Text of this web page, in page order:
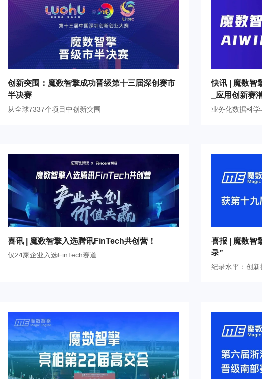
创新突围：魔数智擎成功晋级第十三届深创赛市
半决赛
从全球7337个项目中创新突围
快讯 | 魔数智
_应用创新赛
业务化数据科
喜讯 | 魔数智擎入选腾讯FinTech共创营！
仅24家企业入选FinTech赛道
喜报 | 魔数智
录”
纪录水平：创新